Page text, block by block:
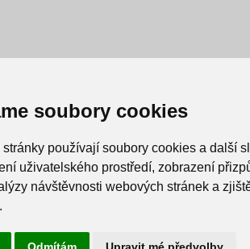
soubory cookies
stránky používají soubory cookies a další
uživatelského prostředí, zobrazení
návštěvnosti webových stránek a